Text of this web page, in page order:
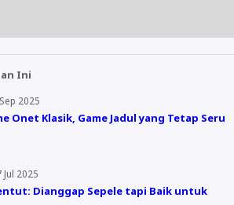
Ini
2025
Onet Klasik, Game Jadul yang Tetap Seru
Jul 2025
Dianggap Sepele tapi Baik untuk